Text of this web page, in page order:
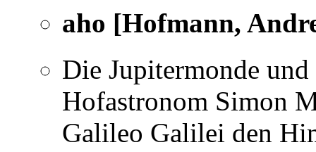
aho [Hofmann,
Die Jupitermonde
Hofastronom Simon
Galileo Galilei den